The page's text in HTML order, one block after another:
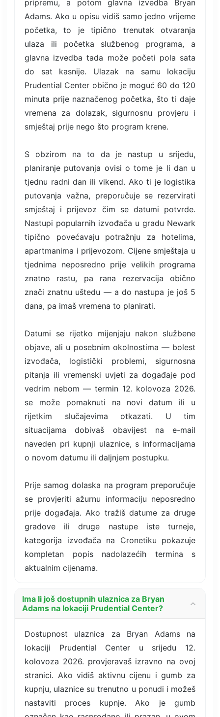
pripremu, a potom glavna izvedba Bryan
Adams. Ako u opisu vidiš samo jedno vrijeme
početka, to je tipično trenutak otvaranja
ulaza ili početka službenog programa, a
glavna izvedba tada može početi pola sata
do sat kasnije. Ulazak na samu lokaciju
Prudential Center obično je moguć 60 do 120
minuta prije naznačenog početka, što ti daje
vremena za dolazak, sigurnosnu provjeru i
smještaj prije nego što program krene.
S obzirom na to da je nastup u srijedu,
planiranje putovanja ovisi o tome je li dan u
tjednu radni dan ili vikend. Ako ti je logistika
putovanja važna, preporučuje se rezervirati
smještaj i prijevoz čim se datumi potvrde.
Nastupi popularnih izvođača u gradu Newark
tipično povećavaju potražnju za hotelima,
apartmanima i prijevozom. Cijene smještaja u
tjednima neposredno prije velikih programa
znatno rastu, pa rana rezervacija obično
znači znatnu uštedu — a do nastupa je još 5
dana, pa imaš vremena to planirati.
Datumi se rijetko mijenjaju nakon službene
objave, ali u posebnim okolnostima — bolest
izvođača, logistički problemi, sigurnosna
pitanja ili vremenski uvjeti za događaje pod
vedrim nebom — termin 12. kolovoza 2026.
se može pomaknuti na novi datum ili u
rijetkim slučajevima otkazati. U tim
situacijama dobivaš obavijest na e-mail
naveden pri kupnji ulaznice, s informacijama
o novom datumu ili daljnjem postupku.
Prije samog dolaska na program preporučuje
se provjeriti ažurnu informaciju neposredno
prije događaja. Ako tražiš datume za druge
gradove ili druge nastupe iste turneje,
kategorija izvođača na Cronetiku pokazuje
kompletan popis nadolazećih termina s
aktualnim cijenama.
Ima li još dostupnih ulaznica za Bryan
Adams na lokaciji Prudential Center?
Dostupnost ulaznica za Bryan Adams na
lokaciji Prudential Center u srijedu 12.
kolovoza 2026. provjeravaš izravno na ovoj
stranici. Ako vidiš aktivnu cijenu i gumb za
kupnju, ulaznice su trenutno u ponudi i možeš
nastaviti proces kupnje. Ako je gumb